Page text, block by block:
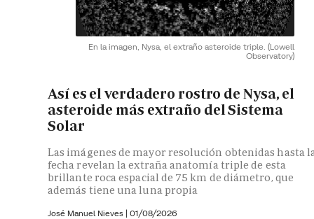
En la imagen, Nysa, el extraño asteroide triple. (Lowell
Observatory)
Así es el verdadero rostro de Nysa, el
asteroide más extraño del Sistema
Solar
Las imágenes de mayor resolución obtenidas hasta
fecha revelan la extraña anatomía triple de esta
brillante roca espacial de 75 km de diámetro, que
además tiene una luna propia
José Manuel Nieves | 01/08/2026